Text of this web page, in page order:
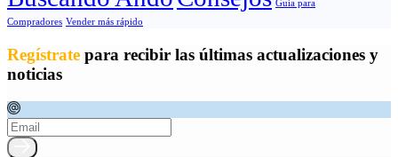
Guía para
Compradores Vender más rápido
Regístrate para recibir las últimas actualizaciones y
noticias